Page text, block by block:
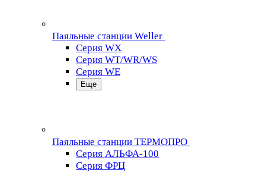
Паяльные станции Weller
Серия WX
Серия WT/WR/WS
Серия WE
Еще
Паяльные станции ТЕРМОПРО
Серия АЛЬФА-100
Серия ФРЦ